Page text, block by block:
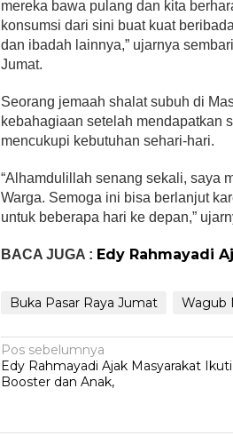
mereka bawa pulang dan kita
konsumsi dari sini buat kuat
dan ibadah lainnya,” ujarnya
Jumat.
Seorang jemaah shalat subuh di
kebahagiaan setelah mendapatkan
mencukupi kebutuhan sehari-hari.
“Alhamdulillah senang sekali, saya
Warga. Semoga ini bisa berlanjut
untuk beberapa hari ke depan,”
BACA JUGA : Edy Rahmayadi
Buka Pasar Raya Jumat Wagub
Navigasi
pos
Pos sebelumnya
Edy Rahmayadi Ajak Masyarakat Ikuti
Booster dan Anak,